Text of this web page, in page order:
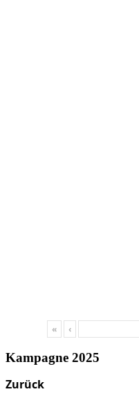
« ‹
Kampagne 2025
Zurück